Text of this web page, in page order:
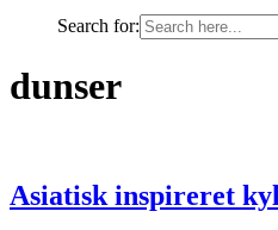
Search for:
dunser
Asiatisk inspireret